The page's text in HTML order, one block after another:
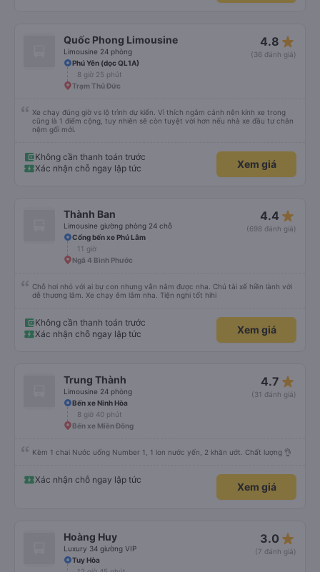
Quốc Phong Limousine
Limousine 24 phòng
4.8 star_rate
(36 đánh giá)
Phú Yên (dọc QL1A)
8 giờ 25 phút
Trạm Thủ Đức
Xe chạy đúng giờ vs lộ trình dự kiến. Vì thích ngắm cảnh nên kính xe trong
cũng là 1 điểm cộng, tuy nhiên sẽ còn tuyệt vời hơn nếu nhà xe đầu tư chăn
nệm gối mới.
Không cần thanh toán trước
Xác nhận chỗ ngay lập tức
Xem giá
Thành Ban
Limousine giường phòng 24 chỗ
4.4 star_rate
(698 đánh giá)
Cổng bến xe Phú Lâm
11 giờ
Ngã 4 Bình Phước
Chỗ hơi nhỏ với ai bự con nhưng vẫn nằm được nha. Chú tài xế hiền lành với
dễ thương lắm. Xe chạy êm lắm nha. Tiện nghi tốt hihi
Không cần thanh toán trước
Xác nhận chỗ ngay lập tức
Xem giá
Trung Thành
Limousine 24 phòng
4.7 star_rate
(31 đánh giá)
Bến xe Ninh Hòa
8 giờ 40 phút
Bến xe Miền Đông
Kèm 1 chai Nước uống Number 1, 1 lon nước yến, 2 khăn ướt. Chất lượng 👌
Xác nhận chỗ ngay lập tức
Xem giá
Hoàng Huy
Luxury 34 giường VIP
3.0 star_rate
(7 đánh giá)
Tuy Hòa